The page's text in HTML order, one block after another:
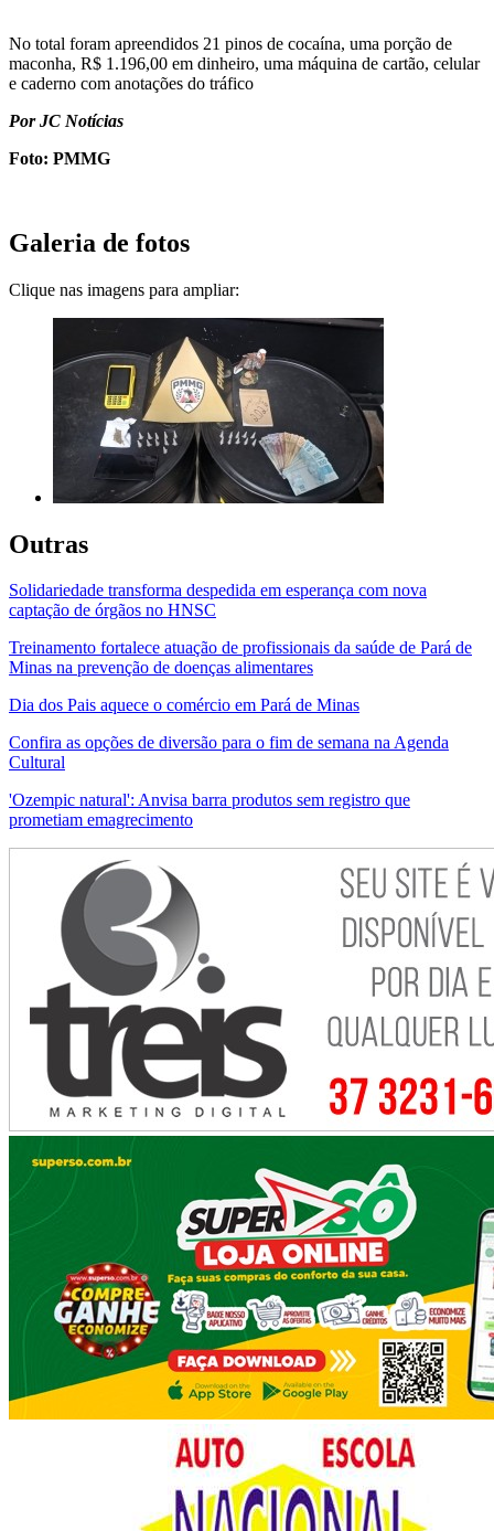
No total foram apreendidos 21 pinos de cocaína, uma porção de
maconha, R$ 1.196,00 em dinheiro, uma máquina de cartão, celular
e caderno com anotações do tráfico
Por JC Notícias
Foto: PMMG
Galeria de fotos
Clique nas imagens para ampliar:
Outras
Solidariedade transforma despedida em esperança com nova
captação de órgãos no HNSC
Treinamento fortalece atuação de profissionais da saúde de Pará de
Minas na prevenção de doenças alimentares
Dia dos Pais aquece o comércio em Pará de Minas
Confira as opções de diversão para o fim de semana na Agenda
Cultural
'Ozempic natural': Anvisa barra produtos sem registro que
prometiam emagrecimento